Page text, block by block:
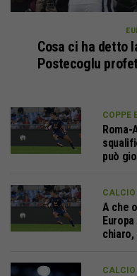
Cosa ci ha detto
Postecoglu
COPPE
Roma-
può
A che